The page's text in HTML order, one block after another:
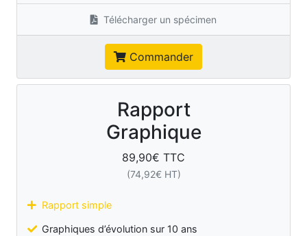
Télécharger un spécimen
Commander
Rapport
Graphique
89,90€ TTC
(74,92€ HT)
Rapport simple
Graphiques d’évolution sur 10 ans